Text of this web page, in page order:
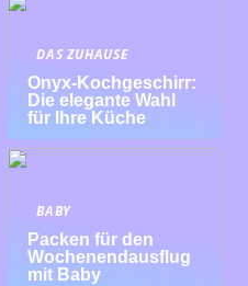
DAS ZUHAUSE
Onyx-Kochgeschirr:
Die elegante Wahl
für Ihre Küche
BABY
Packen für den
Wochenendausflug
mit Baby